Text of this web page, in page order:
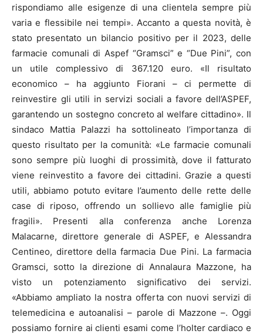
rispondiamo alle esigenze di una clientela sempre più
varia e flessibile nei tempi». Accanto a questa novità, è
stato presentato un bilancio positivo per il 2023, delle
farmacie comunali di Aspef “Gramsci” e “Due Pini”, con
un utile complessivo di 367.120 euro. «Il risultato
economico – ha aggiunto Fiorani – ci permette di
reinvestire gli utili in servizi sociali a favore dell’ASPEF,
garantendo un sostegno concreto al welfare cittadino». Il
sindaco Mattia Palazzi ha sottolineato l’importanza di
questo risultato per la comunità: «Le farmacie comunali
sono sempre più luoghi di prossimità, dove il fatturato
viene reinvestito a favore dei cittadini. Grazie a questi
utili, abbiamo potuto evitare l’aumento delle rette delle
case di riposo, offrendo un sollievo alle famiglie più
fragili». Presenti alla conferenza anche Lorenza
Malacarne, direttore generale di ASPEF, e Alessandra
Centineo, direttore della farmacia Due Pini. La farmacia
Gramsci, sotto la direzione di Annalaura Mazzone, ha
visto un potenziamento significativo dei servizi.
«Abbiamo ampliato la nostra offerta con nuovi servizi di
telemedicina e autoanalisi – parole di Mazzone –. Oggi
possiamo fornire ai clienti esami come l’holter cardiaco e